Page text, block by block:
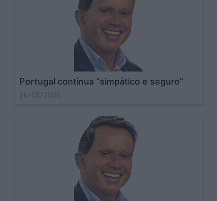
Portugal continua “simpático e seguro”